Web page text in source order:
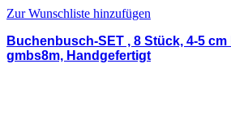
Zur Wunschliste hinzufügen
Buchenbusch-SET , 8 Stück, 4-5
gmbs8m, Handgefertigt